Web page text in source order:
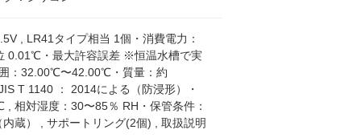
, LR41タイプ相当 1個・消費電力：
0.01℃・最大許容誤差 ※恒温水槽で実
：32.00℃〜42.00℃・質量：約
T 1140 ： 2014による（防浸形）・
相対湿度：30〜85％ RH・保管条件：
蔵） , サポートリング(2個) , 取扱説明